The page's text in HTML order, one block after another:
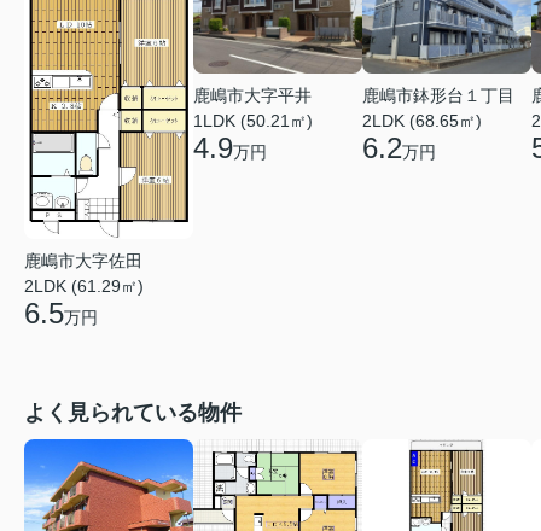
鹿嶋市大字佐田
2LDK (61.29㎡)
6.5万円
鹿嶋市大字平井
1LDK (50.21㎡)
4.9万円
鹿嶋市鉢形台１丁目
2LDK (68.65㎡)
6.2万円
よく見られている物件